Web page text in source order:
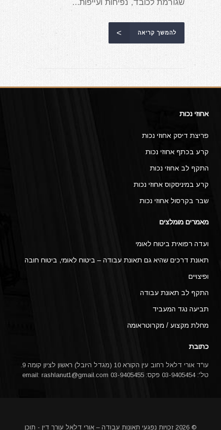
שגורמת לכובד, נפיחות ועייפות...
להמשך קריאה
אחוזי נכות
פריצת דיסק אחוזי נכות
קרע בכתף אחוזי נכות
התקף לב אחוזי נכות
קרע במיניסקוס אחוזי נכות
שבר בקרסול אחוזי נכות
מאמרים מומלצים
ועדה רפואית ביטוח לאומי
תאונת דרכים שהיא גם תאונת עבודה – ביטוח לאומי, ביטוח חובה
ופיצויים
התקף לב תאונת עבודה
תביעה נגד המעביד
מחלת מקצוע / מקרוטראומה
כתובת
עו"ד אורי דלאל רחוב עין הקורא 10 (מגדל היובל) ראשון לציון קומה 9.
טל': 03-9405454 פקס: 03-9405455 email:
rashlanut1@gmail.com
© 2026 זכויות נפגעי תאונות עבודה – אורי דלאל עורך דין - תוכן